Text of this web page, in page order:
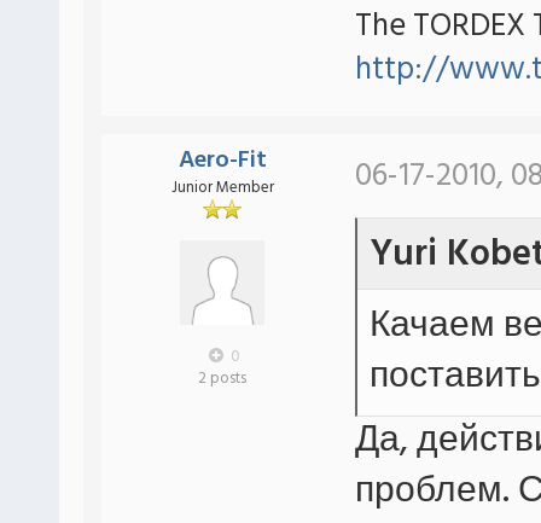
The TORDEX
http://
Aero-Fit
Junior Member
0
2 posts
06-17-2010,
Yuri
Качаем
Да,
проблем.